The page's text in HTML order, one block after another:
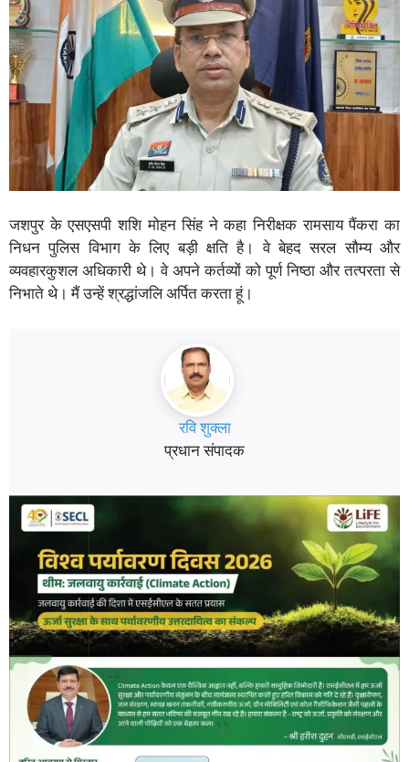
जशपुर के एसएसपी शशि मोहन सिंह ने कहा निरीक्षक रामसाय पैंकरा का
निधन पुलिस विभाग के लिए बड़ी क्षति है। वे बेहद सरल सौम्य और
व्यवहारकुशल अधिकारी थे। वे अपने कर्तव्यों को पूर्ण निष्ठा और तत्परता से
निभाते थे। मैं उन्हें श्रद्धांजलि अर्पित करता हूं।
रवि शुक्ला
प्रधान संपादक